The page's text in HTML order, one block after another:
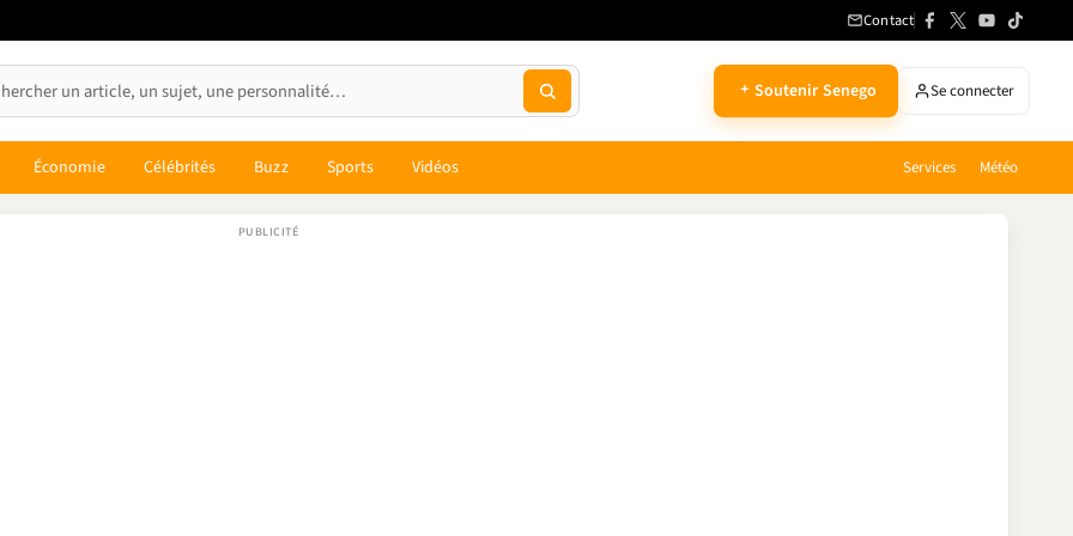
Contact
Soutenir Senego Se connecter
Économie Célébrités Buzz Sports Vidéos Services Météo